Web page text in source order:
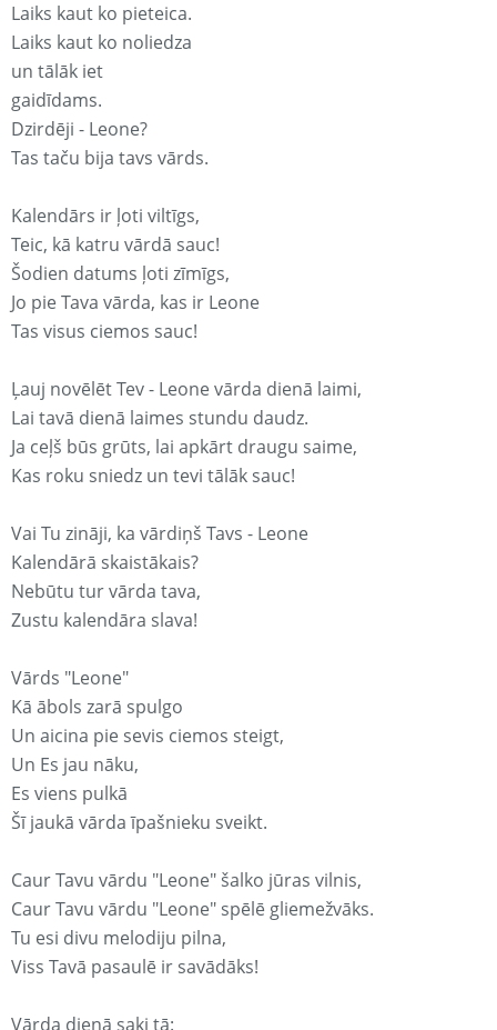
Laiks kaut ko pieteica.
Laiks kaut ko noliedza
un tālāk iet
gaidīdams.
Dzirdēji - Leone?
Tas taču bija tavs vārds.
Kalendārs ir ļoti viltīgs,
Teic, kā katru vārdā sauc!
Šodien datums ļoti zīmīgs,
Jo pie Tava vārda, kas ir Leone
Tas visus ciemos sauc!
Ļauj novēlēt Tev - Leone vārda dienā laimi,
Lai tavā dienā laimes stundu daudz.
Ja ceļš būs grūts, lai apkārt draugu saime,
Kas roku sniedz un tevi tālāk sauc!
Vai Tu zināji, ka vārdiņš Tavs - Leone
Kalendārā skaistākais?
Nebūtu tur vārda tava,
Zustu kalendāra slava!
Vārds "Leone"
Kā ābols zarā spulgo
Un aicina pie sevis ciemos steigt,
Un Es jau nāku,
Es viens pulkā
Šī jaukā vārda īpašnieku sveikt.
Caur Tavu vārdu "Leone" šalko jūras vilnis,
Caur Tavu vārdu "Leone" spēlē gliemežvāks.
Tu esi divu melodiju pilna,
Viss Tavā pasaulē ir savādāks!
Vārda dienā saki tā: